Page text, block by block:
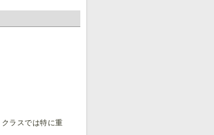
ラスでは特に重